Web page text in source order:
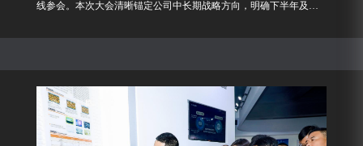
线参会。本次大会清晰锚定公司中长期战略方向，明确下半年及未